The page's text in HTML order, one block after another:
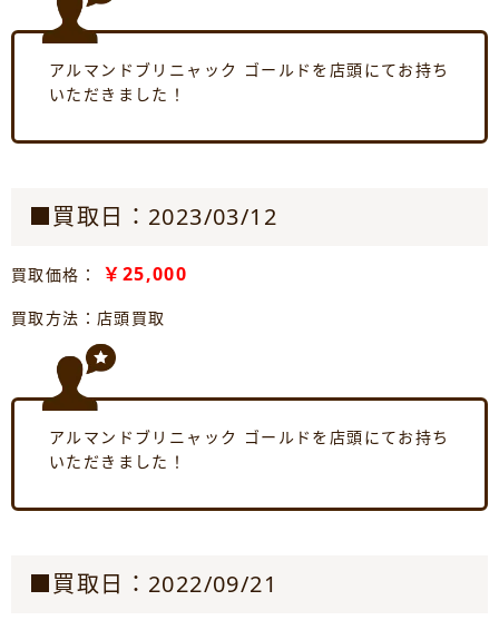
アルマンドブリニャック ゴールドを店頭にてお持ち
いただきました！
■買取日：2023/03/12
買取価格： ￥25,000
買取方法：店頭買取
アルマンドブリニャック ゴールドを店頭にてお持ち
いただきました！
■買取日：2022/09/21